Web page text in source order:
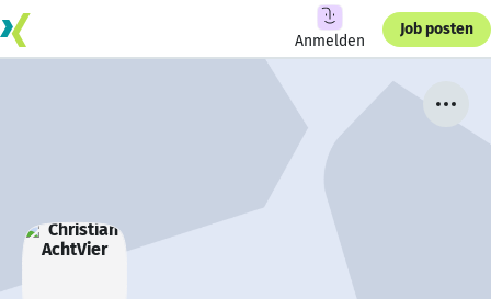
Anmelden
Job posten